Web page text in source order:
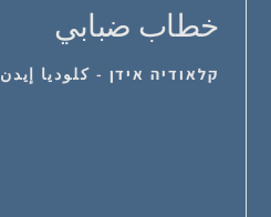
خطاب ضبابي
קלאודיה אידן - كلوديا إيدن